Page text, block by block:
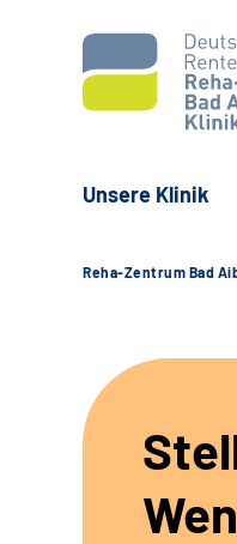
Unsere Klinik
Reha-Zentrum Bad